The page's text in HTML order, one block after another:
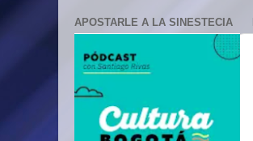
APOSTARLE A LA SINESTECIA